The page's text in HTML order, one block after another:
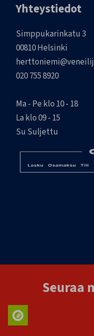
Yhteystiedot
Simppukarinkatu 3
00810 Helsinki
020 755 8920
Ma - Pe klo 10 - 18
La klo 09 - 15
Su Suljettu
Seuraa